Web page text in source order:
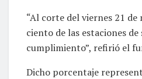
“Al corte del viernes 21
ciento de las estaciones
cumplimiento”, refirió el
Dicho porcentaje